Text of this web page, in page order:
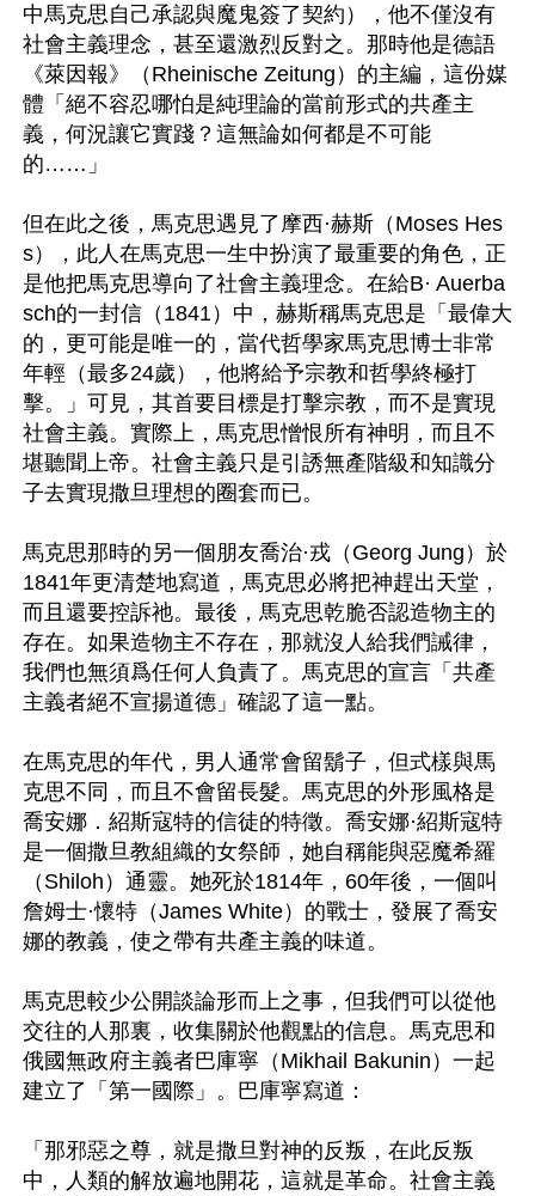
中馬克思自己承認與魔鬼簽了契約），他不僅沒有
社會主義理念，甚至還激烈反對之。那時他是德語
《萊因報》（Rheinische Zeitung）的主編，這份媒
體「絕不容忍哪怕是純理論的當前形式的共產主
義，何況讓它實踐？這無論如何都是不可能
的……」
但在此之後，馬克思遇見了摩西·赫斯（Moses Hes
s），此人在馬克思一生中扮演了最重要的角色，正
是他把馬克思導向了社會主義理念。在給B· Auerba
sch的一封信（1841）中，赫斯稱馬克思是「最偉大
的，更可能是唯一的，當代哲學家馬克思博士非常
年輕（最多24歲），他將給予宗教和哲學終極打
擊。」可見，其首要目標是打擊宗教，而不是實現
社會主義。實際上，馬克思憎恨所有神明，而且不
堪聽聞上帝。社會主義只是引誘無產階級和知識分
子去實現撒旦理想的圈套而已。
馬克思那時的另一個朋友喬治·戎（Georg Jung）於
1841年更清楚地寫道，馬克思必將把神趕出天堂，
而且還要控訴祂。最後，馬克思乾脆否認造物主的
存在。如果造物主不存在，那就沒人給我們誡律，
我們也無須爲任何人負責了。馬克思的宣言「共產
主義者絕不宣揚道德」確認了這一點。
在馬克思的年代，男人通常會留鬍子，但式樣與馬
克思不同，而且不會留長髮。馬克思的外形風格是
喬安娜．紹斯寇特的信徒的特徵。喬安娜·紹斯寇特
是一個撒旦教組織的女祭師，她自稱能與惡魔希羅
（Shiloh）通靈。她死於1814年，60年後，一個叫
詹姆士·懷特（James White）的戰士，發展了喬安
娜的教義，使之帶有共產主義的味道。
馬克思較少公開談論形而上之事，但我們可以從他
交往的人那裏，收集關於他觀點的信息。馬克思和
俄國無政府主義者巴庫寧（Mikhail Bakunin）一起
建立了「第一國際」。巴庫寧寫道：
「那邪惡之尊，就是撒旦對神的反叛，在此反叛
中，人類的解放遍地開花，這就是革命。社會主義